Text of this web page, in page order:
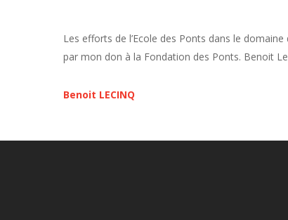
Les efforts de l’Ecole des Ponts dans le
par mon don à la Fondation des Ponts. Benoit
Benoit LECINQ